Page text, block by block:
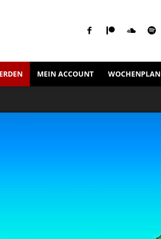
MEIN ACCOUNT WOCHENPLAN